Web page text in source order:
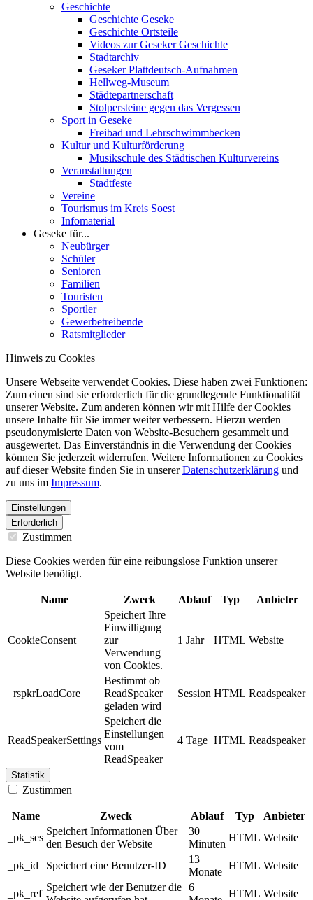
Geschichte
Geschichte Geseke
Geschichte Ortsteile
Videos zur Geseker Geschichte
Stadtarchiv
Geseker Plattdeutsch-Aufnahmen
Hellweg-Museum
Städtepartnerschaft
Stolpersteine gegen das Vergessen
Sport in Geseke
Freibad und Lehrschwimmbecken
Kultur und Kulturförderung
Musikschule des Städtischen Kulturvereins
Veranstaltungen
Stadtfeste
Vereine
Tourismus im Kreis Soest
Infomaterial
Geseke für...
Neubürger
Schüler
Senioren
Familien
Touristen
Sportler
Gewerbetreibende
Ratsmitglieder
Hinweis zu Cookies
Unsere Webseite verwendet Cookies. Diese haben zwei Funktionen:
Zum einen sind sie erforderlich für die grundlegende Funktionalität
unserer Website. Zum anderen können wir mit Hilfe der Cookies
unsere Inhalte für Sie immer weiter verbessern. Hierzu werden
pseudonymisierte Daten von Website-Besuchern gesammelt und
ausgewertet. Das Einverständnis in die Verwendung der Cookies
können Sie jederzeit widerrufen. Weitere Informationen zu Cookies
auf dieser Website finden Sie in unsererDatenschutzerklärung und
zu uns im Impressum.
Einstellungen
Erforderlich
Zustimmen
Diese Cookies werden für eine reibungslose Funktion unserer
Website benötigt.
Name Zweck Ablauf Typ Anbieter
CookieConsent
Speichert Ihre
Einwilligung
zur
Verwendung
von Cookies.
1 Jahr HTML Website
_rspkrLoadCore
Bestimmt ob
ReadSpeaker
geladen wird
Session HTML Readspeaker
ReadSpeakerSettings
Speichert die
Einstellungen
vom
ReadSpeaker
4 Tage HTML Readspeaker
Statistik
Zustimmen
Name Zweck Ablauf Typ
Anbieter
_pk_ses
Speichert Informationen Über
den Besuch der Website
30
Minuten
HTML Website
_pk_id Speichert eine Benutzer-ID
13
Monate
HTML Website
_pk_ref
Speichert wie der Benutzer die 6
HTML Website